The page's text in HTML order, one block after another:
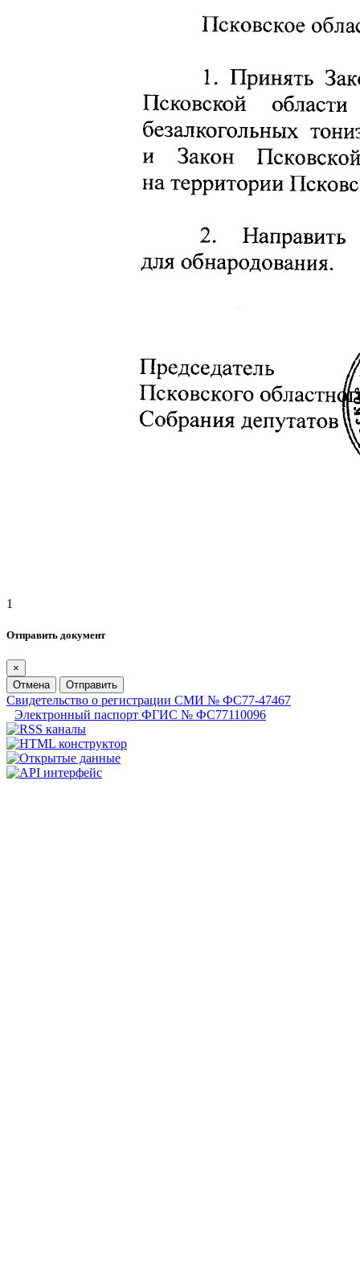
1
Отправить документ
×
Отмена
Отправить
Свидетельство о регистрации СМИ № ФС77-47467
Электронный паспорт ФГИС № ФС77110096